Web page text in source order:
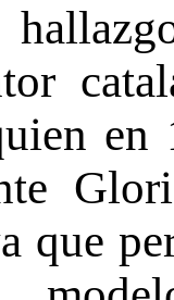
que